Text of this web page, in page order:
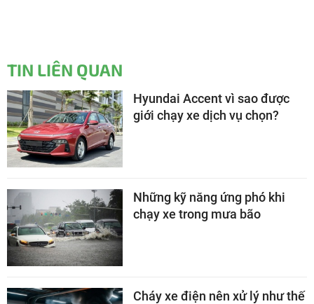
TIN LIÊN QUAN
Hyundai Accent vì sao được
giới chạy xe dịch vụ chọn?
Những kỹ năng ứng phó khi
chạy xe trong mưa bão
Cháy xe điện nên xử lý như thế